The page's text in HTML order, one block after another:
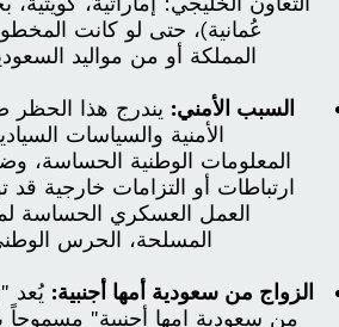
عُمانية)، حتى لو كانت
المملكة أو من مواليد
السبب الأمني: يندرج هذا الحظر
الأمنية والسياسات
المعلومات الوطنية الحساسة،
ارتباطات أو التزامات خارجية قد
العمل العسكري الحساسة
المسلحة، الحرس
الزواج من سعودية أمها أجنبية: يُعد
من سعودية امها أجنبية" مسموحاً